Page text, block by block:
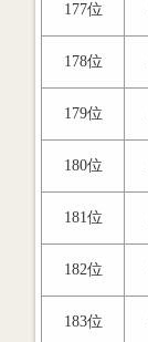
177位
178位
179位
180位
181位
182位
183位